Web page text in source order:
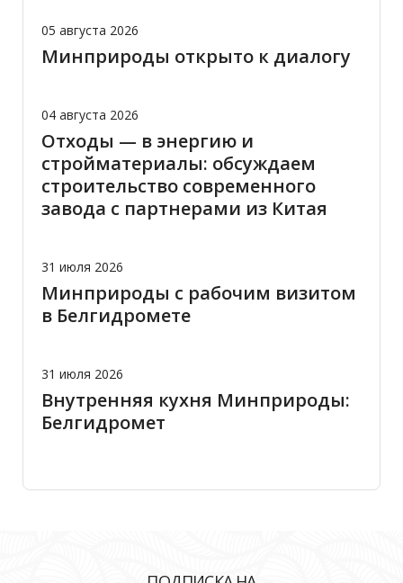
05 августа 2026
Минприроды открыто к диалогу
04 августа 2026
Отходы — в энергию и
стройматериалы: обсуждаем
строительство современного
завода с партнерами из Китая
31 июля 2026
Минприроды с рабочим визитом
в Белгидромете
31 июля 2026
Внутренняя кухня Минприроды:
Белгидромет